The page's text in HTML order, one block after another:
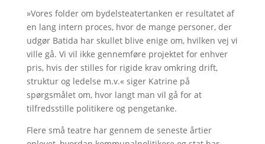
»Vores folder om bydelsteatertanken er resultatet af
en lang intern proces, hvor de mange personer, der
udgør Batida har skullet blive enige om, hvilken vej vi
ville gå. Vi vil ikke gennemføre projektet for enhver
pris, hvis der stilles for rigide krav omkring drift,
struktur og ledelse m.v.« siger Katrine på
spørgsmålet om, hvor langt man vil gå for at
tilfredsstille politikere og pengetanke.
Flere små teatre har gennem de seneste årtier